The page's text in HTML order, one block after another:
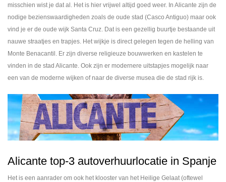
misschien wist je dat al. Het is hier vrijwel altijd goed weer. In Alicante zijn de
nodige bezienswaardigheden zoals de oude stad (Casco Antiguo) maar ook
vind je er de oude wijk Santa Cruz. Dat is een gezellig buurtje bestaande uit
nauwe straatjes en trapjes. Het wijkje is direct gelegen tegen de helling van
Monte Benacantil. Er zijn diverse religieuze bouwwerken en kastelen te
vinden in de stad Alicante. Ook zijn er modernere uitstapjes mogelijk naar
een van de moderne wijken of naar de diverse musea die de stad rijk is.
Alicante top-3 autoverhuurlocatie in Spanje
Het is een aanrader om ook het klooster van het Heilige Gelaat (oftewel